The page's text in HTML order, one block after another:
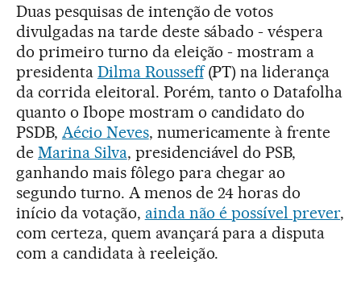
Duas pesquisas de intenção de votos
divulgadas na tarde deste sábado - véspera
do primeiro turno da eleição - mostram a
presidenta Dilma Rousseff(PT) na liderança
da corrida eleitoral. Porém, tanto o Datafolha
quanto o Ibope mostram o candidato do
PSDB, Aécio Neves, numericamente à frente
de Marina Silva, presidenciável do PSB,
ganhando mais fôlego para chegar ao
segundo turno. A menos de 24 horas do
início da votação, ainda não é possível prever,
com certeza, quem avançará para a disputa
com a candidata à reeleição.